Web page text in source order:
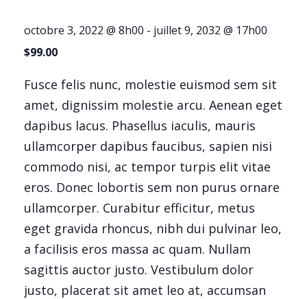
octobre 3, 2022 @ 8h00 - juillet 9, 2032 @ 17h00
$99.00
Fusce felis nunc, molestie euismod sem sit
amet, dignissim molestie arcu. Aenean eget
dapibus lacus. Phasellus iaculis, mauris
ullamcorper dapibus faucibus, sapien nisi
commodo nisi, ac tempor turpis elit vitae
eros. Donec lobortis sem non purus ornare
ullamcorper. Curabitur efficitur, metus
eget gravida rhoncus, nibh dui pulvinar leo,
a facilisis eros massa ac quam. Nullam
sagittis auctor justo. Vestibulum dolor
justo, placerat sit amet leo at, accumsan